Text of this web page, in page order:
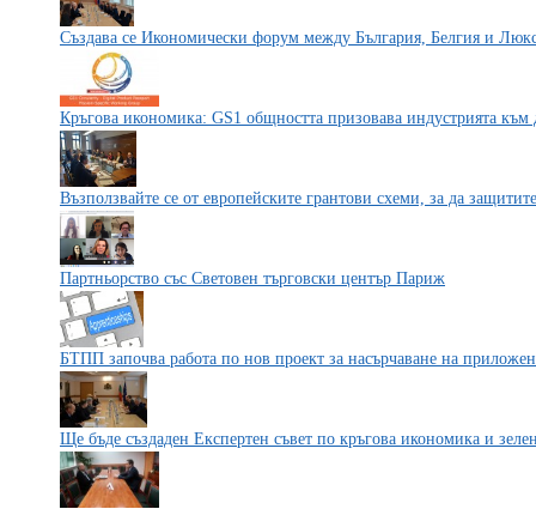
Създава се Икономически форум между България, Белгия и
Кръгова икономика: GS1 общността призовава индустрията към
Възползвайте се от европейските грантови схеми, за да
Партньорство със Световен търговски център Париж
БТПП започва работа по нов проект за насърчаване на
Ще бъде създаден Експертен съвет по кръгова икономика и